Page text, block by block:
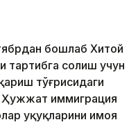
бошлаб Хитой
тартибга солиш учун
тўғрисидаги
Ҳужжат иммиграция
ҳуқуқларини ҳимоя